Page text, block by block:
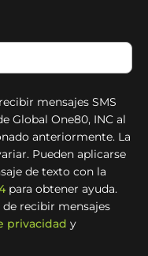
mensajes SMS
Global One80, INC al
anteriormente. La
Pueden aplicarse
de texto con la
para obtener ayuda.
recibir mensajes
privacidad y